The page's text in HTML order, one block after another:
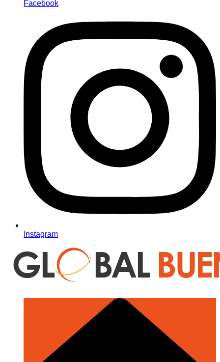
Facebook
Instagram